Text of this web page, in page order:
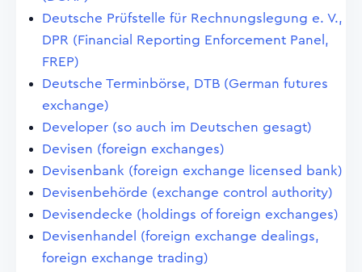
Deutsche Prüfstelle für Rechnungslegung e. V.,
DPR (Financial Reporting Enforcement Panel,
FREP)
Deutsche Terminbörse, DTB (German futures
exchange)
Developer (so auch im Deutschen gesagt)
Devisen (foreign exchanges)
Devisenbank (foreign exchange licensed bank)
Devisenbehörde (exchange control authority)
Devisendecke (holdings of foreign exchanges)
Devisenhandel (foreign exchange dealings,
foreign exchange trading)